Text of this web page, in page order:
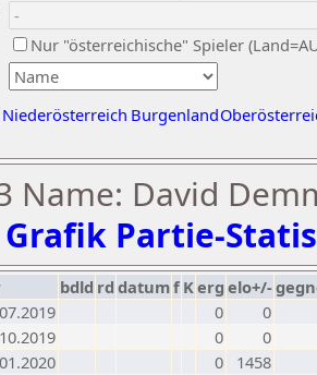
Nur "österreichische" Spieler
Niederösterreich Burgenland
Name: David
Grafik Partie-
bdld rd datumf Kerg elo+/-
0
0
0
0
0
1458